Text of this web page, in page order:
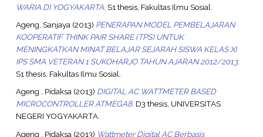
WARIA DI YOGYAKARTA. S1 thesis, Fakultas Ilmu Sosial.
Ageng, Sanjaya (2013) PENERAPAN MODEL PEMBELAJARAN
KOOPERATIF THINK PAIR SHARE (TPS) UNTUK
MENINGKATKAN MINAT BELAJAR SEJARAH SISWA KELAS XI
IPS SMA VETERAN 1 SUKOHARJO TAHUN AJARAN 2012/2013.
S1 thesis, Fakultas Ilmu Sosial.
Ageng , Pidaksa(2013) DIGITAL AC WATTMETER BASED
MICROCONTROLLER ATMEGA8. D3 thesis, UNIVERSITAS
NEGERI YOGYAKARTA.
Ageng , Pidaksa (2013) Wattmeter Digital AC Berbasis